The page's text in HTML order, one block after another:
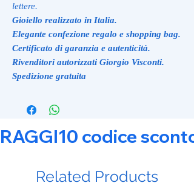
lettere.
Gioiello realizzato in Italia.
Elegante confezione regalo e shopping bag.
Certificato di garanzia e autenticità.
Rivenditori autorizzati Giorgio Visconti.
Spedizione gratuita
RAGGI10 codice
Related Products